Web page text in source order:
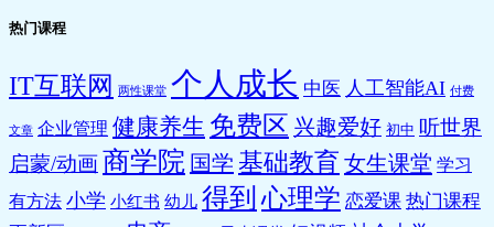
热门课程
IT互联网 两性课堂 个人成长 中医 人工智能AI 付费
文章 企业管理 健康养生 免费区 兴趣爱好 初中 听世界
启蒙/动画商学院 国学 基础教育 女生课堂 学习
有方法 小学 小红书 幼儿 得到 心理学 恋爱课 热门课程